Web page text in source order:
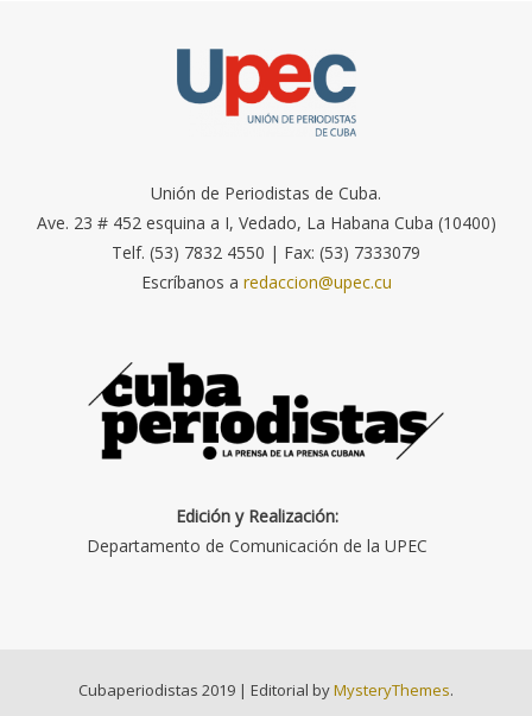
Unión de Periodistas de Cuba.
Ave. 23 # 452 esquina a I, Vedado, La Habana Cuba (10400)
Telf. (53) 7832 4550 | Fax: (53) 7333079
Escríbanos a redaccion@upec.cu
Edición y Realización:
Departamento de Comunicación de la UPEC
Cubaperiodistas 2019 | Editorial byMysteryThemes.